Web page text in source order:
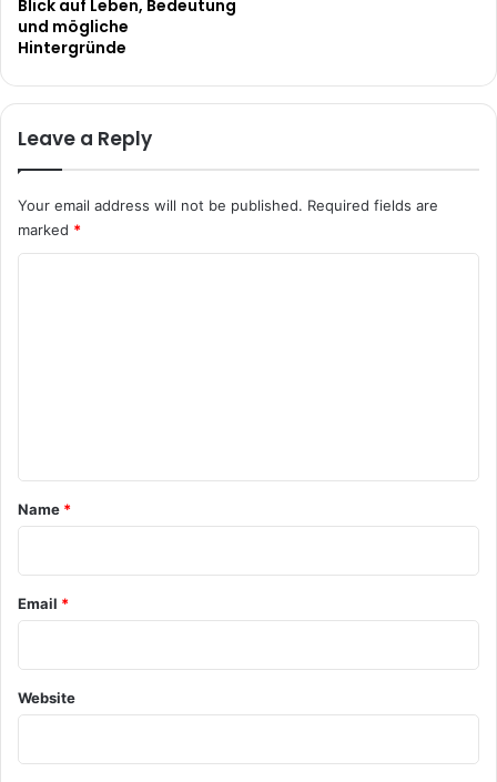
Blick auf Leben, Bedeutung
und mögliche
Hintergründe
Leave a Reply
Your email address will not be published. Required fields are
marked *
*
Name *
Email *
Website